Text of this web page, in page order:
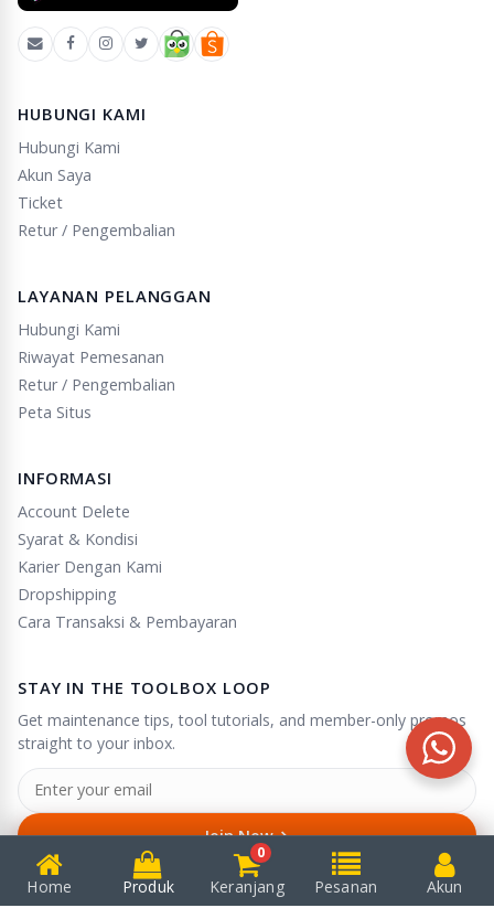
HUBUNGI KAMI
Hubungi Kami
Akun Saya
Ticket
Retur / Pengembalian
LAYANAN PELANGGAN
Hubungi Kami
Riwayat Pemesanan
Retur / Pengembalian
Peta Situs
INFORMASI
Account Delete
Syarat & Kondisi
Karier Dengan Kami
Dropshipping
Cara Transaksi & Pembayaran
STAY IN THE TOOLBOX LOOP
Get maintenance tips, tool tutorials, and member-only promos
straight to your inbox.
Join Now→
Unsubscribe anytime in one click.
Home Produk
0
Keranjang Pesanan Akun